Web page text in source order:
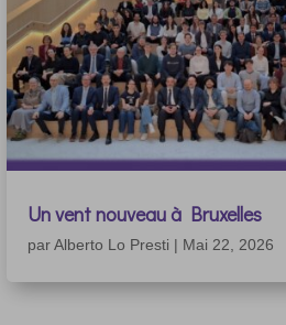
Un vent nouveau à Bruxelles
parAlberto Lo Presti | Mai 22, 2026